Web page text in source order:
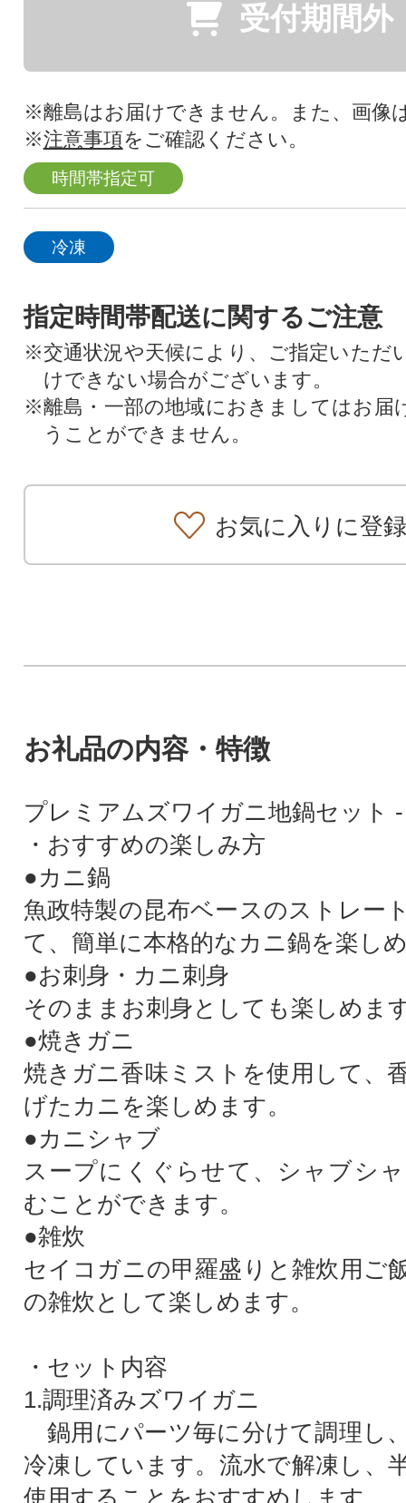
受付期間外
※離島はお届けできません。また、画像
※注意事項をご確認ください。
時間帯指定可
冷凍
指定時間帯配送に関するご注意
※交通状況や天候により、ご指定いただ
けできない場合がございます。
※離島・一部の地域におきましてはお届
うことができません。
お気に入りに登録
お礼品の内容・特徴
プレミアムズワイガニ地鍋セット
・おすすめの楽しみ方
●カニ鍋
魚政特製の昆布ベースのストレー
て、簡単に本格的なカニ鍋を楽し
●お刺身・カニ刺身
そのままお刺身としても楽しめま
●焼きガニ
焼きガニ香味ミストを使用して、
げたカニを楽しめます。
●カニシャブ
スープにくぐらせて、シャブシ
むことができます。
●雑炊
セイコガニの甲羅盛りと雑炊用ご
の雑炊として楽しめます。
・セット内容
1.調理済みズワイガニ
鍋用にパーツ毎に分けて調理し
冷凍しています。流水で解凍し、